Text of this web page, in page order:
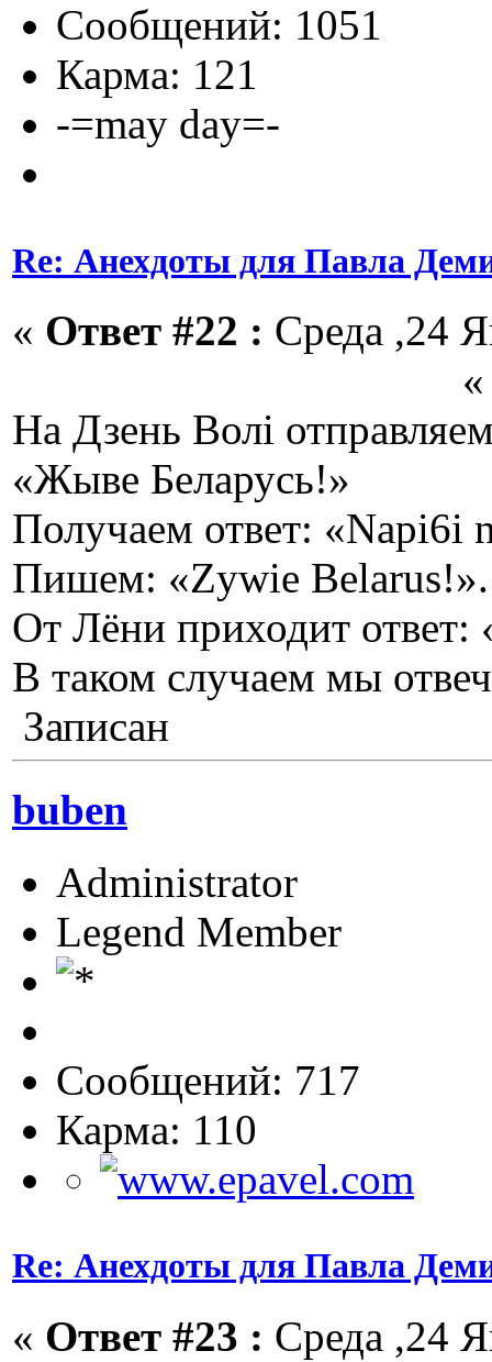
Сообщений: 1051
Карма: 121
-=may day=-
Re: Анехдоты для Павла
« Ответ #22 : Среда ,24
« Жыве
На Дзень Волi
«Жыве Беларусь!»
Получаем ответ: «Napi6i
Пишем: «Zywie Belarus!».
От Лёни приходит ответ:
В таком случаем мы
Записан
buben
Administrator
Legend Member
Сообщений: 717
Карма: 110
Re: Анехдоты для Павла
« Ответ #23 : Среда ,24